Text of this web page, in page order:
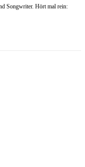
Songwriter. Hört mal rein: